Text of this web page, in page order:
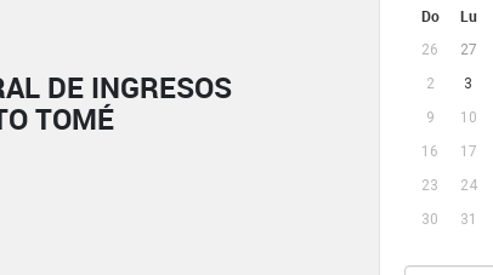
Do Lu
26 27
2
3
9
10
16
17
23
24
30
31
DE INGRESOS
TOMÉ